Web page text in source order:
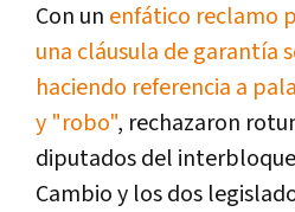
Con un enfático reclamo
una cláusula de garantía
haciendo referencia a
y "robo", rechazaron
diputados del
Cambio y los dos